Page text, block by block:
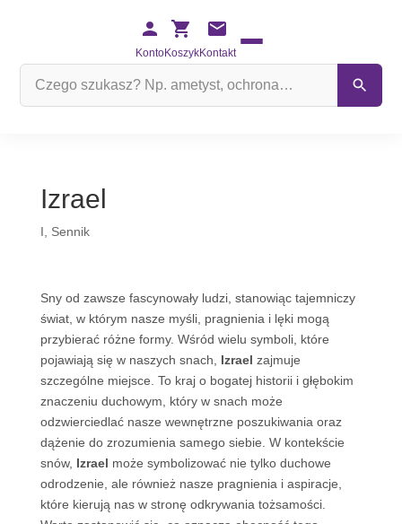
KontoKoszykKontakt
Izrael
I Sennik
Sny od zawsze fascynowały ludzi, stanowiąc tajemniczy
świat, w którym nasze myśli, pragnienia i lęki mogą
przybierać różne formy. Wśród wielu symboli, które
pojawiają się w naszych snach, Izrael zajmuje
szczególne miejsce. To kraj o bogatej historii i głębokim
znaczeniu duchowym, który w snach może
odzwierciedlać nasze wewnętrzne poszukiwania oraz
dążenie do zrozumienia samego siebie. W kontekście
snów, Izrael może symbolizować nie tylko duchowe
odrodzenie, ale również nasze pragnienia i aspiracje,
które kierują nas w stronę odkrywania tożsamości.